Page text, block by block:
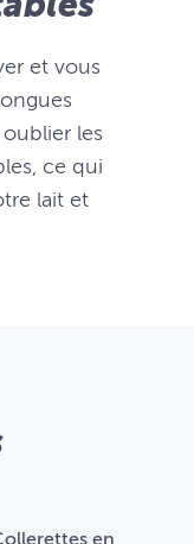
et vous
les
ce qui
lait et
en